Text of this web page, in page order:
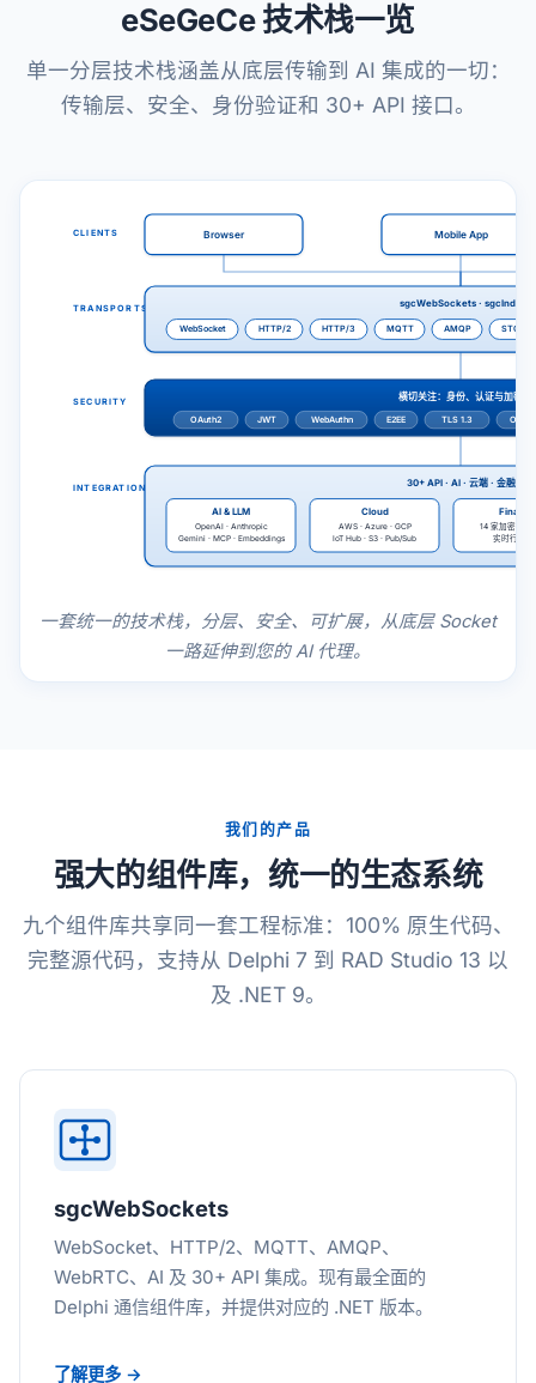
eSeGeCe 技术栈一览
单一分层技术栈涵盖从底层传输到 AI 集成的一切：
传输层、安全、身份验证和 30+ API 接口。
CLIENTS Browser Mobile App
TRANSPORTS sgcWebSockets · sgcIndy
WebSocket HTTP/2 HTTP/3 MQTT AMQP STOMP
SECURITY 横切关注：身份、认证与加密
OAuth2 JWT WebAuthn E2EE TLS 1.3
INTEGRATIONS 30+ API · AI · 云端 · 金融
AI & LLM
OpenAI · Anthropic
Gemini · MCP · Embeddings
Cloud
AWS · Azure · GCP
IoT Hub · S3 · Pub/Sub
14 家加密货币
实时行情报
一套统一的技术栈，分层、安全、可扩展，从底层 Socket
一路延伸到您的 AI 代理。
我们的产品
强大的组件库，统一的生态系统
九个组件库共享同一套工程标准：100% 原生代码、
完整源代码，支持从 Delphi 7 到 RAD Studio 13 以
及 .NET 9。
sgcWebSockets
WebSocket、HTTP/2、MQTT、AMQP、
WebRTC、AI 及 30+ API 集成。现有最全面的
Delphi 通信组件库，并提供对应的 .NET 版本。
了解更多 →